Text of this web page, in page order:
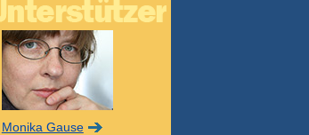
Monika Gause